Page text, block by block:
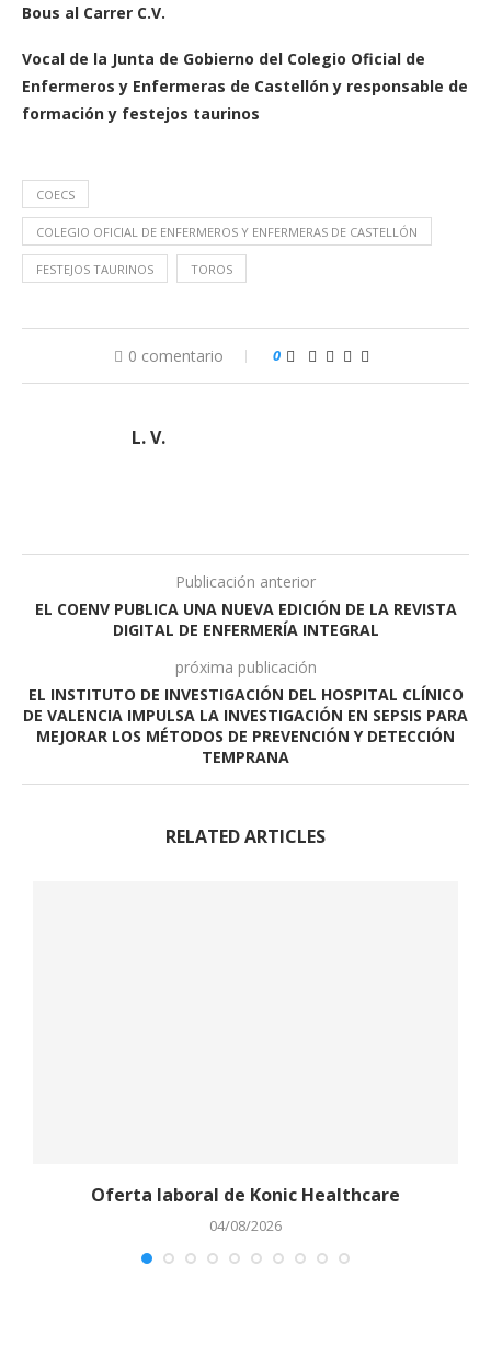
Bous al Carrer C.V.
Vocal de la Junta de Gobierno del Colegio Oficial de
Enfermeros y Enfermeras de Castellón y responsable de
formación y festejos taurinos
COECS
COLEGIO OFICIAL DE ENFERMEROS Y ENFERMERAS DE CASTELLÓN
FESTEJOS TAURINOS TOROS
0 comentario 0
L. V.
Publicación anterior
EL COENV PUBLICA UNA NUEVA EDICIÓN DE LA REVISTA
DIGITAL DE ENFERMERÍA INTEGRAL
próxima publicación
EL INSTITUTO DE INVESTIGACIÓN DEL HOSPITAL CLÍNICO
DE VALENCIA IMPULSA LA INVESTIGACIÓN EN SEPSIS PARA
MEJORAR LOS MÉTODOS DE PREVENCIÓN Y DETECCIÓN
TEMPRANA
RELATED ARTICLES
Oferta laboral de Konic Healthcare
04/08/2026